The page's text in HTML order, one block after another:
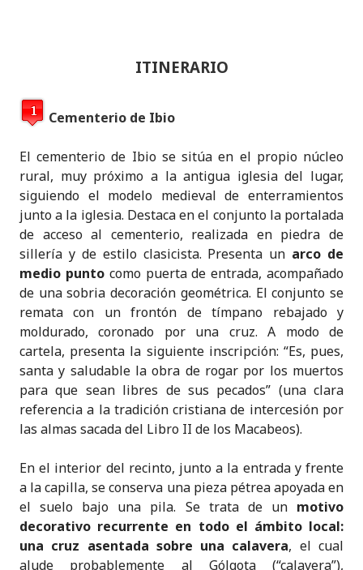
ITINERARIO
Cementerio de Ibio
El cementerio de Ibio se sitúa en el propio núcleo
rural, muy próximo a la antigua iglesia del lugar,
siguiendo el modelo medieval de enterramientos
junto a la iglesia. Destaca en el conjunto la portalada
de acceso al cementerio, realizada en piedra de
sillería y de estilo clasicista. Presenta un arco de
medio puntocomo puerta de entrada, acompañado
de una sobria decoración geométrica. El conjunto se
remata con un frontón de tímpano rebajado y
moldurado, coronado por una cruz. A modo de
cartela, presenta la siguiente inscripción: “Es, pues,
santa y saludable la obra de rogar por los muertos
para que sean libres de sus pecados” (una clara
referencia a la tradición cristiana de intercesión por
las almas sacada del Libro II de los Macabeos).
En el interior del recinto, junto a la entrada y frente
a la capilla, se conserva una pieza pétrea apoyada en
el suelo bajo una pila. Se trata de un motivo
decorativo recurrente en todo el ámbito local:
una cruz asentada sobre una calavera, el cual
alude probablemente al Gólgota (“calavera”),